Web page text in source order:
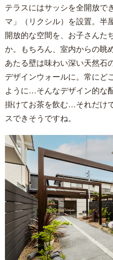
テラスにはサッシを全開放で
マ」（リクシル）を設置。半
開放的な空間を、お子さんた
か。もちろん、室内からの眺
あたる壁は味わい深い天然石
デザインウォールに。常にど
ように…そんなデザイン的な
掛けてお茶を飲む…それだけ
スできそうですね。